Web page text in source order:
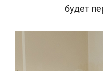
будет